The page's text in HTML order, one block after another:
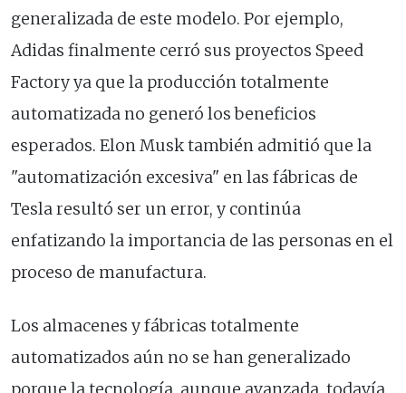
generalizada de este modelo. Por ejemplo,
Adidas finalmente cerró sus proyectos Speed
Factory ya que la producción totalmente
automatizada no generó los beneficios
esperados. Elon Musk también admitió que la
"automatización excesiva" en las fábricas de
Tesla resultó ser un error, y continúa
enfatizando la importancia de las personas en el
proceso de manufactura.
Los almacenes y fábricas totalmente
automatizados aún no se han generalizado